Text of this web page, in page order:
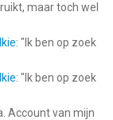
maar toch wel
: " Ik ben op zoek
: " Ik ben op zoek
Account van mijn